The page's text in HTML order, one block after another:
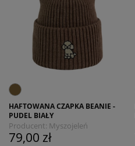
HAFTOWANA CZAPKA BEANIE -
PUDEL BIAŁY
Producent: Myszojeleń
79,00 zł